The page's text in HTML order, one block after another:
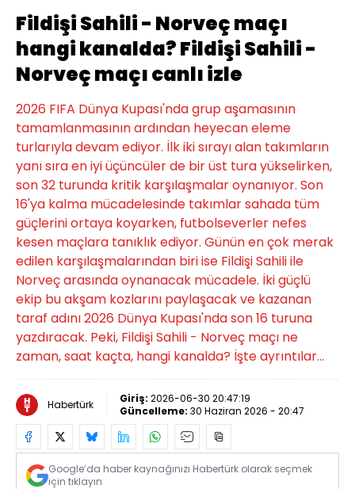
Fildişi Sahili - Norveç maçı
hangi kanalda? Fildişi Sahili -
Norveç maçı canlı izle
2026 FIFA Dünya Kupası'nda grup aşamasının
tamamlanmasının ardından heyecan eleme
turlarıyla devam ediyor. İlk iki sırayı alan takımların
yanı sıra en iyi üçüncüler de bir üst tura yükselirken,
son 32 turunda kritik karşılaşmalar oynanıyor. Son
16'ya kalma mücadelesinde takımlar sahada tüm
güçlerini ortaya koyarken, futbolseverler nefes
kesen maçlara tanıklık ediyor. Günün en çok merak
edilen karşılaşmalarından biri ise Fildişi Sahili ile
Norveç arasında oynanacak mücadele. İki güçlü
ekip bu akşam kozlarını paylaşacak ve kazanan
taraf adını 2026 Dünya Kupası'nda son 16 turuna
yazdıracak. Peki, Fildişi Sahili - Norveç maçı ne
zaman, saat kaçta, hangi kanalda? İşte ayrıntılar...
Habertürk Giriş: 2026-06-30 20:47:19
Güncelleme: 30 Haziran 2026 - 20:47
Google’da haber kaynağınızı Habertürk olarak seçmek
için tıklayın